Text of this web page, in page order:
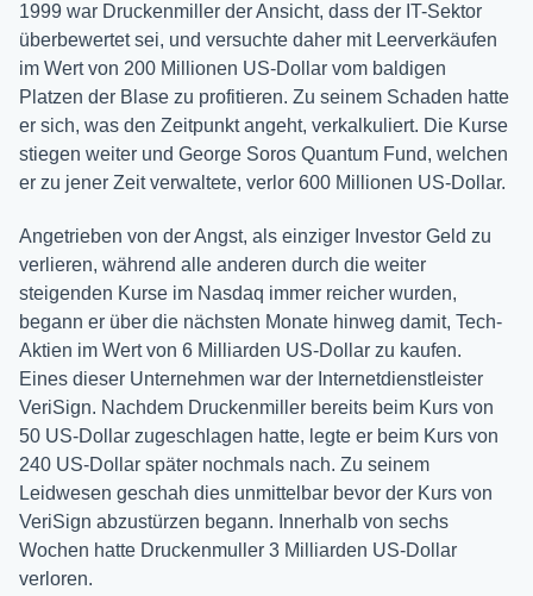
1999 war Druckenmiller der Ansicht, dass der IT-Sektor
überbewertet sei, und versuchte daher mit Leerverkäufen
im Wert von 200 Millionen US-Dollar vom baldigen
Platzen der Blase zu profitieren. Zu seinem Schaden hatte
er sich, was den Zeitpunkt angeht, verkalkuliert. Die Kurse
stiegen weiter und George Soros Quantum Fund, welchen
er zu jener Zeit verwaltete, verlor 600 Millionen US-Dollar.
Angetrieben von der Angst, als einziger Investor Geld zu
verlieren, während alle anderen durch die weiter
steigenden Kurse im Nasdaq immer reicher wurden,
begann er über die nächsten Monate hinweg damit, Tech-
Aktien im Wert von 6 Milliarden US-Dollar zu kaufen.
Eines dieser Unternehmen war der Internetdienstleister
VeriSign. Nachdem Druckenmiller bereits beim Kurs von
50 US-Dollar zugeschlagen hatte, legte er beim Kurs von
240 US-Dollar später nochmals nach. Zu seinem
Leidwesen geschah dies unmittelbar bevor der Kurs von
VeriSign abzustürzen begann. Innerhalb von sechs
Wochen hatte Druckenmuller 3 Milliarden US-Dollar
verloren.